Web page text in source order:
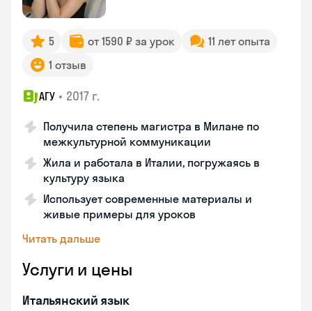
5 от 1590 ₽ за урок
11 лет опыта
1 отзыв
АГУ • 2017 г.
Получила степень магистра в Милане по
межкультурной коммуникации
Жила и работала в Италии, погружаясь в
культуру языка
Использует современные материалы и
живые примеры для уроков
Читать дальше
Услуги и цены
Итальянский язык